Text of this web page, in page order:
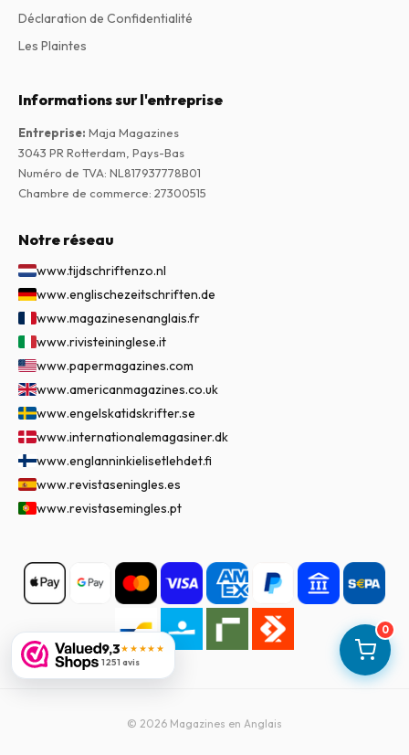
0
9,3★★★★★
1 251 avis
Déclaration de Confidentialité
Les Plaintes
Informations sur l'entreprise
Entreprise: Maja Magazines
3043 PR Rotterdam, Pays-Bas
Numéro de TVA: NL817937778B01
Chambre de commerce: 27300515
Notre réseau
www.tijdschriftenzo.nl
www.englischezeitschriften.de
www.magazinesenanglais.fr
www.rivisteininglese.it
www.papermagazines.com
www.americanmagazines.co.uk
www.engelskatidskrifter.se
www.internationalemagasiner.dk
www.englanninkielisetlehdet.fi
www.revistaseningles.es
www.revistasemingles.pt
© 2026 Magazines en Anglais